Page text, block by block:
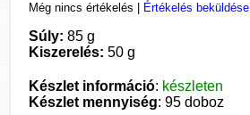
Még nincs értékelés Értékelés beküldése
Súly: 85 g
Kiszerelés: 50 g
Készlet információ: készleten
Készlet mennyiség: 95 doboz